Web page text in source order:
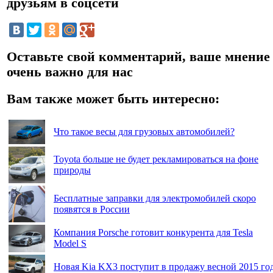
Оставьте свой комментарий, ваше мнение
очень важно для нас
Вам также может быть интересно:
Что такое весы для грузовых автомобилей?
Toyota больше не будет рекламироваться на фоне
природы
Бесплатные заправки для электромобилей скоро
появятся в России
Компания Porsche готовит конкурента для Tesla
Model S
Новая Kia KX3 поступит в продажу весной 2015